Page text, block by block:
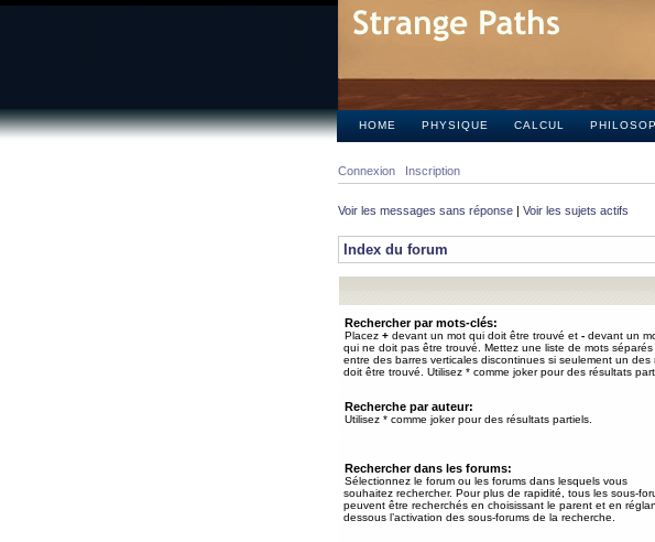
HOME PHYSIQUE CALCUL
Connexion Inscription
Voir les messages sans réponse | Voir les sujets actifs
Index du forum
Rechercher par mots-clés:
Placez + devant un mot qui doit être trouvé et - devant un
qui ne doit pas être trouvé. Mettez une liste de mots
entre des barres verticales discontinues si seulement un des
doit être trouvé. Utilisez * comme joker pour des résultats
Recherche par auteur:
Utilisez * comme joker pour des résultats partiels.
Rechercher dans les forums:
Sélectionnez le forum ou les forums dans lesquels vous
souhaitez rechercher. Pour plus de rapidité, tous les sous-
peuvent être recherchés en choisissant le parent et en
dessous l’activation des sous-forums de la recherche.